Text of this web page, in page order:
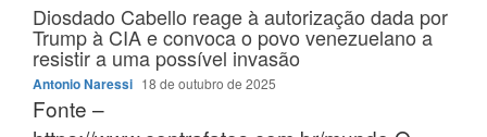
Diosdado Cabello reage à autorização dada por
Trump à CIA e convoca o povo venezuelano a
resistir a uma possível invasão
Antonio Naressi 18 de outubro de 2025
Fonte –